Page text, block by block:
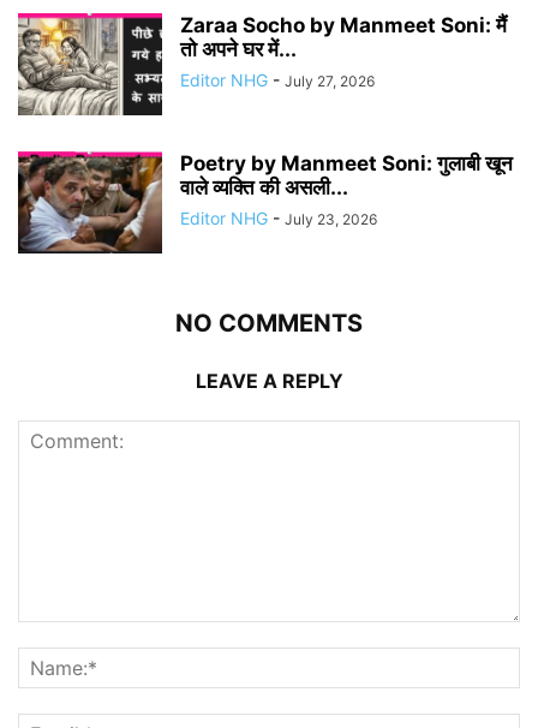
Zaraa Socho by Manmeet Soni: मैं
तो अपने घर में...
Editor NHG - July 27, 2026
Poetry by Manmeet Soni: गुलाबी खून
वाले व्यक्ति की असली...
Editor NHG - July 23, 2026
NO COMMENTS
LEAVE A REPLY